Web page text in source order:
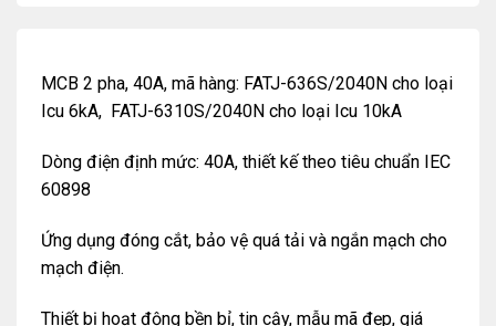
MCB 2 pha, 40A, mã hàng: FATJ-636S/2040N cho loại
Icu 6kA, FATJ-6310S/2040N cho loại Icu 10kA
Dòng điện định mức: 40A, thiết kế theo tiêu chuẩn IEC
60898
Ứng dụng đóng cắt, bảo vệ quá tải và ngắn mạch cho
mạch điện.
Thiết bị hoạt động bền bỉ, tin cậy, mẫu mã đẹp, giá